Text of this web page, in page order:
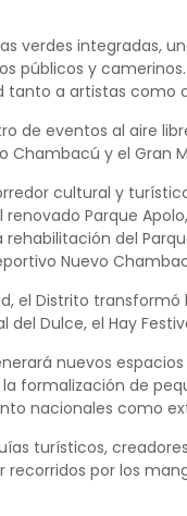
verdes integradas,
públicos y
a artistas como
de eventos al aire
Chambacú y el Gran
cultural y
Parque
del
Nuevo
el Distrito transformó
Dulce, el Hay
nuevos
formalización de
nacionales como
turísticos,
por los